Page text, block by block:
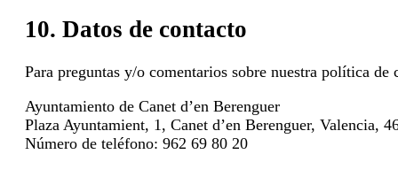
10. Datos de contacto
Para preguntas y/o comentarios sobre nuestra política
Ayuntamiento de Canet d’en Berenguer
Plaza Ayuntamient, 1, Canet d’en Berenguer, Valencia,
Número de teléfono: 962 69 80 20